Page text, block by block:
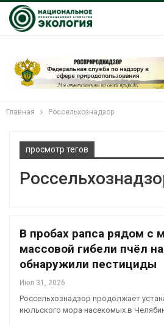
Главная Россельхознадзор
просмотр тегов
В пробах рапса рядом с
массовой гибели пчёл
обнаружили пестициды
Июл 31, 2026
Россельхознадзор продолжает
июльского мора насекомых в